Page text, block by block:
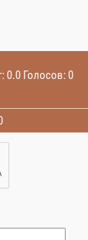
0.0 Голосов: 0